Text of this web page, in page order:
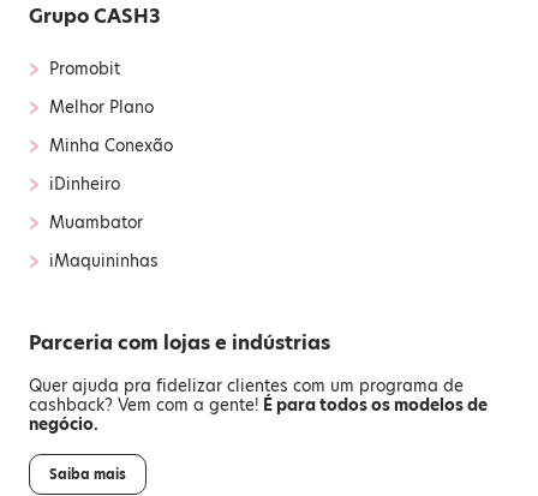
Grupo CASH3
› Promobit
› Melhor Plano
› Minha Conexão
› iDinheiro
› Muambator
› iMaquininhas
Parceria com lojas e indústrias
Quer ajuda pra fidelizar clientes com um programa de
cashback? Vem com a gente! É para todos os modelos de
negócio.
Saiba mais